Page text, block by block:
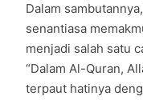
Dalam
senantiasa
menjadi salah satu
“Dalam Al-Quran,
terpaut hatinya